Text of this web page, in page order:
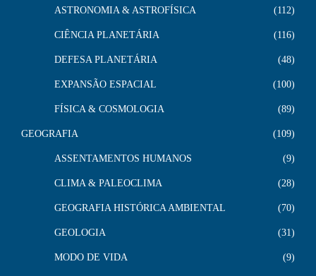
ASTRONOMIA & ASTROFÍSICA 112
CIÊNCIA PLANETÁRIA 116
DEFESA PLANETÁRIA 48
EXPANSÃO ESPACIAL 100
FÍSICA & COSMOLOGIA 89
GEOGRAFIA 109
ASSENTAMENTOS HUMANOS 9
CLIMA & PALEOCLIMA 28
GEOGRAFIA HISTÓRICA AMBIENTAL 70
GEOLOGIA 31
MODO DE VIDA 9